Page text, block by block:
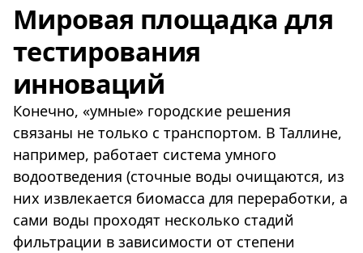
Мировая площадка для
тестирования
инноваций
Конечно, «умные» городские решения
связаны не только с транспортом. В Таллине,
например, работает система умного
водоотведения (сточные воды очищаются, из
них извлекается биомасса для переработки, а
сами воды проходят несколько стадий
фильтрации в зависимости от степени